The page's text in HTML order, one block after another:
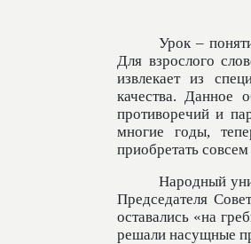
Урок –
Для взрослого
извлекает из
качества. Данное
противоречий и
многие годы,
приобретать
Народный
Председателя
оставались «на
решали насущные